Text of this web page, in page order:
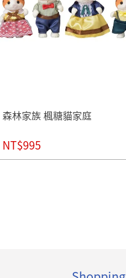
森林家族 楓糖貓家庭
NT$995